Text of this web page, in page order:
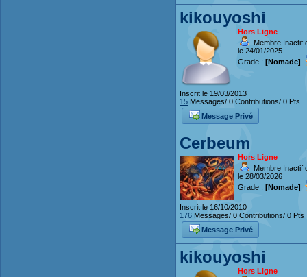
kikouyoshi
Hors Ligne
Membre Inactif
le 24/01/2025
Grade : [Nomade]
Inscrit le 19/03/2013
15 Messages/ 0 Contributions/ 0 Pts
Message Privé
Cerbeum
Hors Ligne
Membre Inactif
le 28/03/2026
Grade : [Nomade]
Inscrit le 16/10/2010
176 Messages/ 0 Contributions/ 0 Pts
Message Privé
kikouyoshi
Hors Ligne